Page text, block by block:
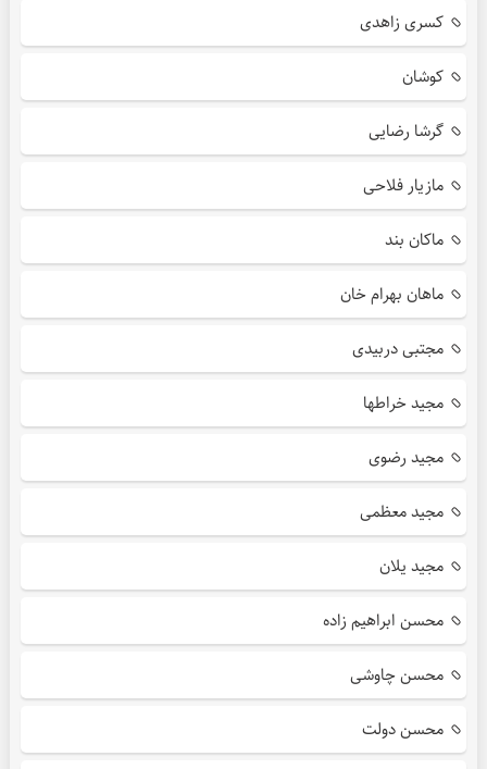
کسری زاهدی
کوشان
گرشا رضایی
مازیار فلاحی
ماکان بند
ماهان بهرام خان
مجتبی دربیدی
مجید خراطها
مجید رضوی
مجید معظمی
مجید یلان
محسن ابراهیم زاده
محسن چاوشی
محسن دولت